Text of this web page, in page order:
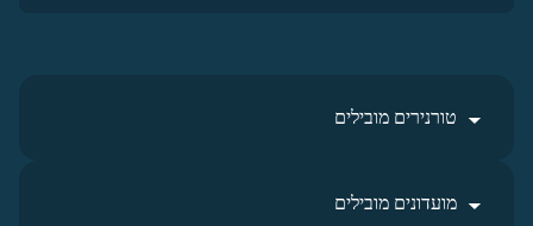
טורנירים מובילים
מועדונים מובילים